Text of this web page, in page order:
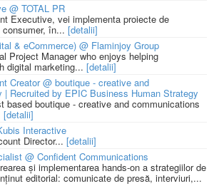
@ TOTAL PR
Executive, vei implementa proiecte de
în... [detalii]
& eCommerce) @ Flaminjoy Group
Project Manager who enjoys helping
digital marketing... [detalii]
Creator @ boutique - creative and
| Recruited by EPIC Business Human Strategy
based boutique - creative and communications
[detalii]
Interactive
Director... [detalii]
@ Confident Communications
și implementarea hands-on a strategiilor de
editorial: comunicate de presă, interviuri,...